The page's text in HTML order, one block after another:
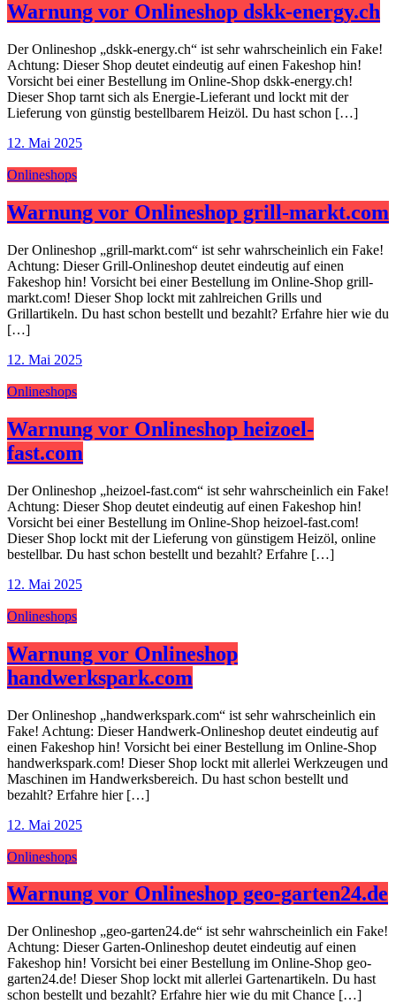
Warnung vor Onlineshop dskk-energy.ch
Der Onlineshop „dskk-energy.ch“ ist sehr wahrscheinlich ein Fake!
Achtung: Dieser Shop deutet eindeutig auf einen Fakeshop hin!
Vorsicht bei einer Bestellung im Online-Shop dskk-energy.ch!
Dieser Shop tarnt sich als Energie-Lieferant und lockt mit der
Lieferung von günstig bestellbarem Heizöl. Du hast schon […]
12. Mai 2025
Onlineshops
Warnung vor Onlineshop grill-markt.com
Der Onlineshop „grill-markt.com“ ist sehr wahrscheinlich ein Fake!
Achtung: Dieser Grill-Onlineshop deutet eindeutig auf einen
Fakeshop hin! Vorsicht bei einer Bestellung im Online-Shop grill-
markt.com! Dieser Shop lockt mit zahlreichen Grills und
Grillartikeln. Du hast schon bestellt und bezahlt? Erfahre hier wie du
[…]
12. Mai 2025
Onlineshops
Warnung vor Onlineshop heizoel-
fast.com
Der Onlineshop „heizoel-fast.com“ ist sehr wahrscheinlich ein Fake!
Achtung: Dieser Shop deutet eindeutig auf einen Fakeshop hin!
Vorsicht bei einer Bestellung im Online-Shop heizoel-fast.com!
Dieser Shop lockt mit der Lieferung von günstigem Heizöl, online
bestellbar. Du hast schon bestellt und bezahlt? Erfahre […]
12. Mai 2025
Onlineshops
Warnung vor Onlineshop
handwerkspark.com
Der Onlineshop „handwerkspark.com“ ist sehr wahrscheinlich ein
Fake! Achtung: Dieser Handwerk-Onlineshop deutet eindeutig auf
einen Fakeshop hin! Vorsicht bei einer Bestellung im Online-Shop
handwerkspark.com! Dieser Shop lockt mit allerlei Werkzeugen und
Maschinen im Handwerksbereich. Du hast schon bestellt und
bezahlt? Erfahre hier […]
12. Mai 2025
Onlineshops
Warnung vor Onlineshop geo-garten24.de
Der Onlineshop „geo-garten24.de“ ist sehr wahrscheinlich ein Fake!
Achtung: Dieser Garten-Onlineshop deutet eindeutig auf einen
Fakeshop hin! Vorsicht bei einer Bestellung im Online-Shop geo-
garten24.de! Dieser Shop lockt mit allerlei Gartenartikeln. Du hast
schon bestellt und bezahlt? Erfahre hier wie du mit Chance […]